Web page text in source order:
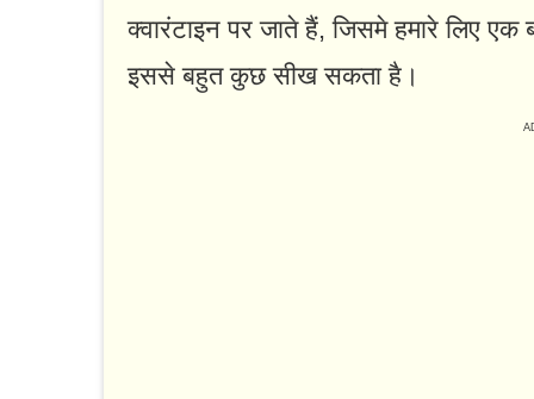
क्वारंटाइन पर जाते हैं, जिसमे हमारे लिए
इससे बहुत कुछ सीख सकता है।